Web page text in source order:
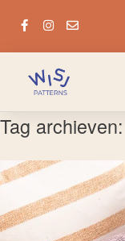
Tag archieven: